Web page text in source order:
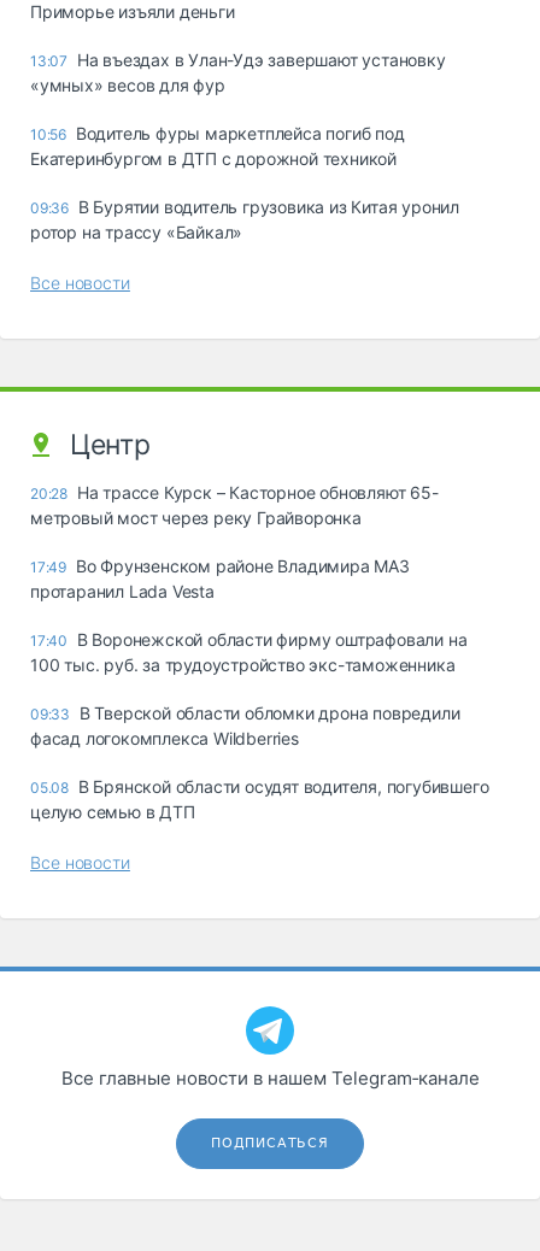
Приморье изъяли деньги
13:07
Ha въeздax в Улaн-Удэ зaвepшaют ycтaнoвкy
«yмныx» вecoв для фyp
10:56 Водитель фуры маркетплейса погиб под
Екатеринбургом в ДТП с дорожной техникой
09:36 В Бурятии водитель грузовика из Китая уронил
ротор на трассу «Байкал»
Все новости
Центр
20:28 На трассе Курск – Касторное обновляют 65-
метровый мост через реку Грайворонка
17:49 Во Фрунзенском районе Владимира МАЗ
протаранил Lada Vesta
17:40
В Воронежской области фирму оштрафовали на
100 тыс. руб. за трудоустройство экс-таможенника
09:33
В Тверской области обломки дрона повредили
фасад логокомплекса Wildberries
05.08 В Брянской области осудят водителя, погубившего
целую семью в ДТП
Все новости
Все главные новости в нашем Telegram‑канале
ПОДПИСАТЬСЯ